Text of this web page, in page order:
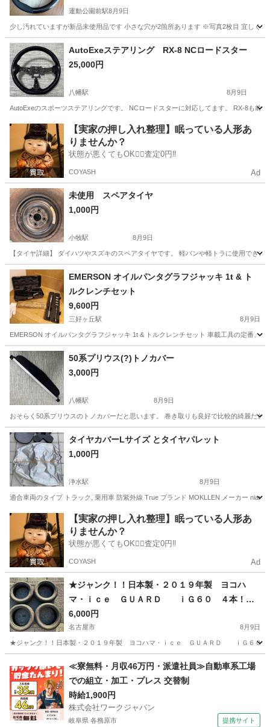
運動公園前駅8月9日
少し汚れていますが新品未使用品です 小さな穴が2箇所あります ※写真2枚目 宜しく
愛知 豊橋市 内装、インテリア
AutoExeステアリング RX-8 NCロードスター
25,000円
八幡駅 8月9日
AutoExeのスポーツステアリングです。 NCロードスターに対応してます。 RX-8も前
愛知 豊川市 八幡駅 内装、インテリア
【実家の押し入れ整理】眠っている人形あ
りませんか？
状態が悪くてもOK🙆‍♀️査定0円‼️
COYASH Ad
未使用 スペアタイヤ
1,000円
小牧駅 8月9日
【タイヤ詳細】 ダイハツやスズキのスペアタイヤです。 軽バンや軽トラに
愛知 小牧市 タイヤ、ホイール
EMERSON オイルパンタグラフジャッキ 1t & ト
ルクレンチセット
9,600円
三好ヶ丘駅 8月9日
EMERSON オイルパンタグラフジャッキ 1t & トルクレンチセット 車載工具の定番、
愛知 みよし市 三好ヶ丘駅 メンテナンス用品
50系プリウス(?)トノカバー
3,000円
八幡駅 8月9日
おそらく50系プリウスのトノカバーだと思います。 巻き取りも良好で比較的綺麗だ
愛知 豊川市 八幡駅 内装、インテリア
タイヤカバーLサイズ とタイヤパレット
1,000円
浄水駅 8月9日
適合車両のタイプ トラック, 乗用車 防紫外線 True ブランド MOKLLEN メーカー
愛知 豊田市 浄水駅 その他 タイヤ
【実家の押し入れ整理】眠っている人形あ
りませんか？
状態が悪くてもOK🙆‍♀️査定0円‼️
COYASH Ad
★ジャンク！！日本製・２０１９年製 ヨコハ
マ・ｉｃｅ ＧＵＡＲＤ ｉＧ６０ ４本！！
★
6,000円
名古屋市 8月9日
★ジャンク！！日本製・２０１９年製 ヨコハマ・ｉｃｅ ＧＵＡＲＤ ｉＧ６０ ４
タイヤ、ホイール ジャンク
≪寮無料・月収46万円・派遣社員≫自動車系工場
での組立・加工・プレス 交替制
時給1,900円
株式会社ワークジャパン
岐阜県 各務原市 提携サイト